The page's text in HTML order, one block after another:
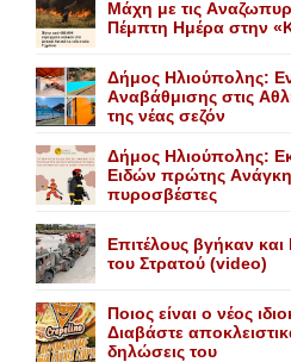
Mάχη με τις
Πέμπτη Hμέρα στην
Δήμος Ηλιούπολης:
Aναβάθμισης στις
της νέας σεζόν
Δήμος Ηλιούπολης:
Eιδών πρώτης
πυροσβέστες
Επιτέλους βγήκαν
του Στρατού (video)
Ποιος είναι ο νέος
Διαβάστε
δηλώσεις του